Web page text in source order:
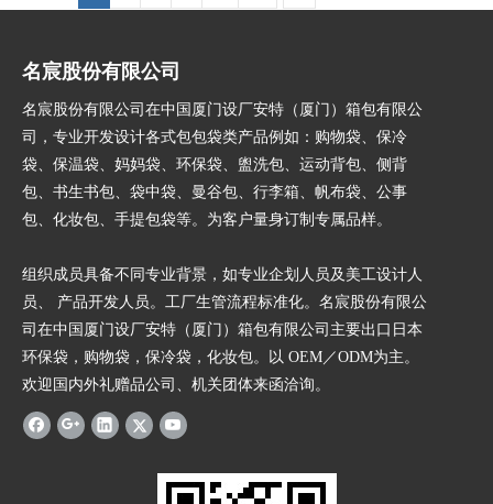
名宸股份有限公司
名宸股份有限公司在中国厦门设厂安特（厦门）箱包有限公
司，专业开发设计各式包包袋类产品例如：购物袋、保冷
袋、保温袋、妈妈袋、环保袋、盥洗包、运动背包、侧背
包、书生书包、袋中袋、曼谷包、行李箱、帆布袋、公事
包、化妆包、手提包袋等。为客户量身订制专属品样。
组织成员具备不同专业背景，如专业企划人员及美工设计人
员、 产品开发人员。工厂生管流程标准化。名宸股份有限公
司在中国厦门设厂安特（厦门）箱包有限公司主要出口日本
环保袋，购物袋，保冷袋，化妆包。以 OEM／ODM为主。
欢迎国内外礼赠品公司、机关团体来函洽询。